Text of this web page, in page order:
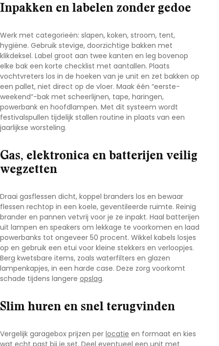
Inpakken en labelen zonder gedoe
Werk met categorieën: slapen, koken, stroom, tent,
hygiëne. Gebruik stevige, doorzichtige bakken met
klikdeksel. Label groot aan twee kanten en leg bovenop
elke bak een korte checklist met aantallen. Plaats
vochtvreters los in de hoeken van je unit en zet bakken op
een pallet, niet direct op de vloer. Maak één “eerste-
weekend”-bak met scheerlijnen, tape, haringen,
powerbank en hoofdlampen. Met dit systeem wordt
festivalspullen tijdelijk stallen routine in plaats van een
jaarlijkse worsteling.
Gas, elektronica en batterijen veilig
wegzetten
Draai gasflessen dicht, koppel branders los en bewaar
flessen rechtop in een koele, geventileerde ruimte. Reinig
brander en pannen vetvrij voor je ze inpakt. Haal batterijen
uit lampen en speakers om lekkage te voorkomen en laad
powerbanks tot ongeveer 50 procent. Wikkel kabels losjes
op en gebruik een etui voor kleine stekkers en verloopjes.
Berg kwetsbare items, zoals waterfilters en glazen
lampenkapjes, in een harde case. Deze zorg voorkomt
schade tijdens langere opslag.
Slim huren en snel terugvinden
Vergelijk garagebox prijzen per locatie en formaat en kies
wat echt past bij je set. Deel eventueel een unit met